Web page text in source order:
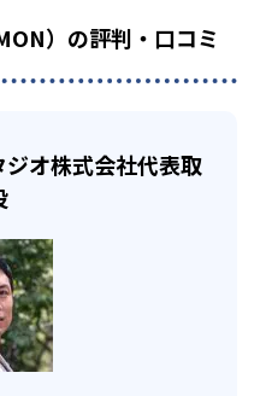
、部活や他の習い事で忙し
合わせることも可能だ。
したい生徒向け
状況やスケジュールに合わ
つでも気軽に相談可能
）の評判・口コミ
オ株式会社代表取